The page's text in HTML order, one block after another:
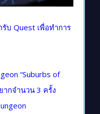
รับ Quest เพื่อทำการ
“Suburbs of
ากจำนวน 3 ครั้ง